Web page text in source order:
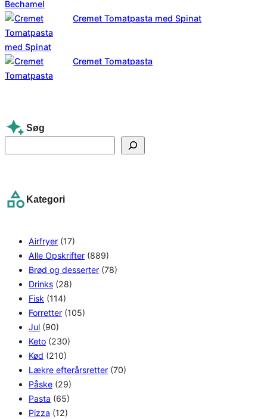
Cremet Tomatpasta med Spinat
Cremet Tomatpasta
Søg
e
c
Kategori
Airfryer (17)
Alle Opskrifter (889)
Brød og desserter (78)
Drinks (28)
Fisk (114)
Forretter (105)
Jul (90)
Keto (230)
Kød (210)
Lækre efterårsretter (70)
Påske (29)
Pasta (65)
Pizza (12)